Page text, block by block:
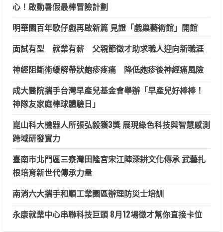
心！啟動暑假最棒冒險計劃
明華園百年歌仔戲再啟新篇 見證「戲巢藝術館」開館
面試有型 就業有薪 父親節徵才助求職人迎向新職涯
神經阻斷術緩解帶狀皰疹疼痛 降低皰疹後神經痛風險
成大醫院攜手台灣早產兒基金會舉辦「早產兒好棒棒！
神隊友家庭棒球體驗日」
崑山科大機器人所張弘毅獲3獎 展現綠色科技與智慧感測
跨域研發實力
臺南市北門區三寮灣田隆宮宋江陣深耕文化傳承 武藝扎
根培育新世代傳承力量
南消六大攜手和順工業園區辦理防災士培訓
永康就業中心串聯科技巨頭 8月12場徵才幫你直接卡位